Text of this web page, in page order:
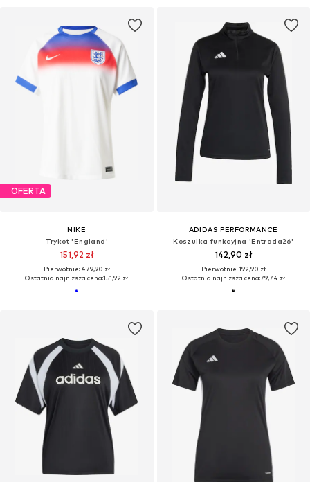
OFERTA
NIKE
Trykot 'England'
151,92 zł
Pierwotnie: 479,90 zł
Ostatnia najniższa cena:151,92 zł
ADIDAS PERFORMANCE
Koszulka funkcyjna 'Entrada26'
142,90 zł
Pierwotnie: 192,90 zł
Ostatnia najniższa cena:79,74 zł